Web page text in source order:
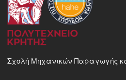
Σχολή Μηχανικών Παραγωγής